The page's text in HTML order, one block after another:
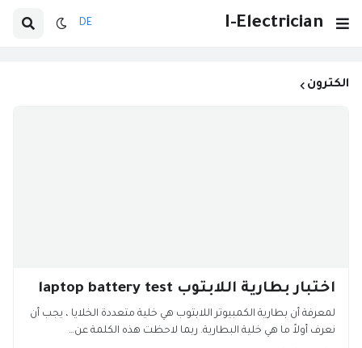
I-Electrician
DE
الكترون
اختبار بطارية اللابتوب laptop battery test
لمعرفة أن بطارية الكمبيوتر اللابتوب هي خلية متعددة الخلايا ، يجب أن
نعرف أولاً ما هي خلية البطارية. ربما لاحظت هذه الكلمة عن…